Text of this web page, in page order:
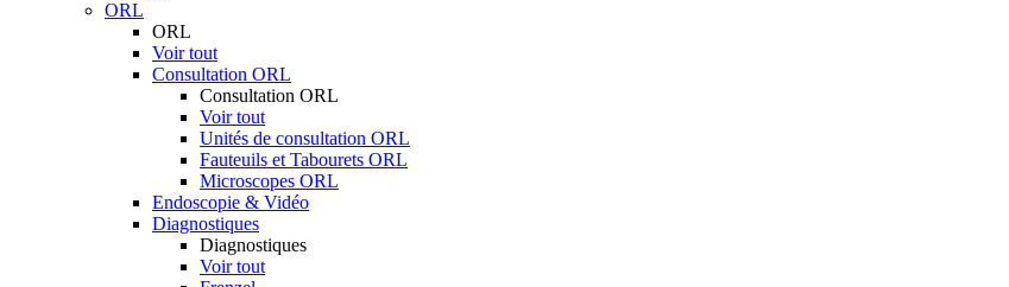
ORL
ORL
Voir tout
Consultation ORL
Consultation ORL
Voir tout
Unités de consultation ORL
Fauteuils et Tabourets ORL
Microscopes ORL
Endoscopie & Vidéo
Diagnostiques
Diagnostiques
Voir tout